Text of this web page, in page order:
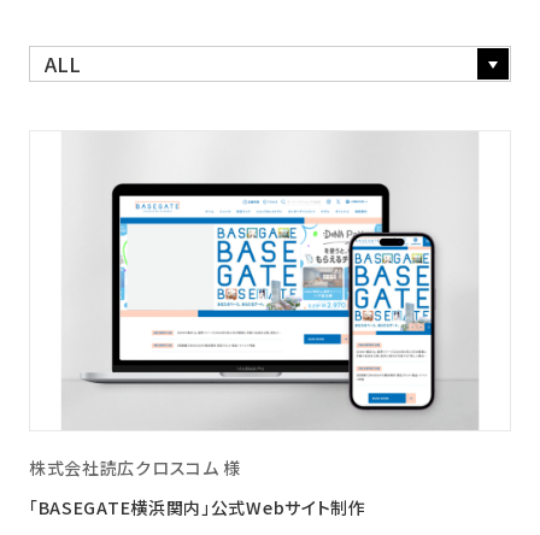
しふとん
ウェブアクセシビリティ
ショッピング
スキルアップ
お客様の声
クライアント一覧
採用情報
メンバー
会社情報
株式会社読広クロスコム 様
「BASEGATE横浜関内」公式Webサイト制作